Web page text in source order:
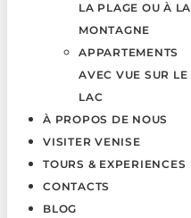
LA PLAGE OU À LA
MONTAGNE
APPARTEMENTS
AVEC VUE SUR LE
LAC
À PROPOS DE NOUS
VISITER VENISE
TOURS & EXPERIENCES
CONTACTS
BLOG